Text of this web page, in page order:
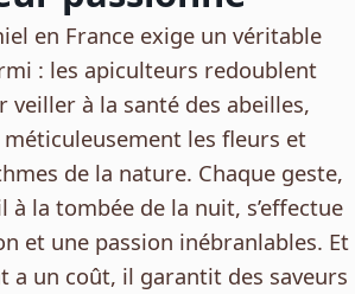
en France exige un véritable
: les apiculteurs redoublent
veiller à la santé des abeilles,
les fleurs et
de la nature. Chaque geste,
à la tombée de la nuit, s’effectue
et une passion inébranlables. Et
a un coût, il garantit des saveurs